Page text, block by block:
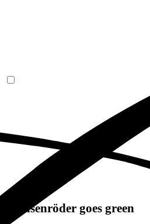
Sachsenröder goes green